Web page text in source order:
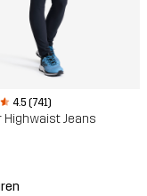
4.5 (741)
Highwaist Jeans